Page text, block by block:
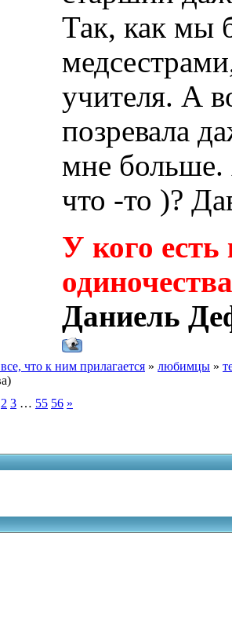
Так, как мы
учителя. А
позревала
мне больше.
что -то )?
У кого
одиночества
Даниель
что к ним прилагается » любимцы »
2 3 … 55 56 »